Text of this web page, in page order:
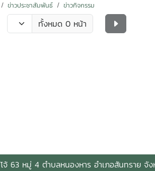
ข่าวประชาสัมพันธ์ ข่าวกิจกรรม
ทั้งหมด 0 หน้า
จ้ 63 หมู่ 4 ตำบลหนองหาร อำเภอสันทราย จั